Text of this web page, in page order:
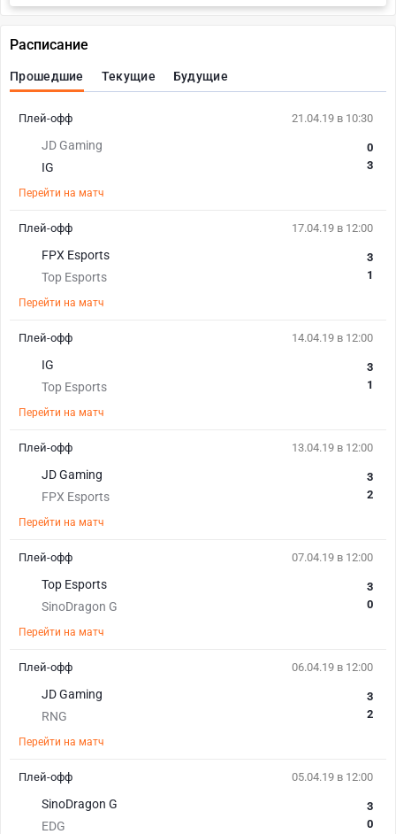
Расписание
Прошедшие Текущие Будущие
21.04.19 в 10:30
JD Gaming
IG
0
3
Перейти на матч
Плей-офф
17.04.19 в 12:00
FPX Esports
Top Esports
3
1
Перейти на матч
Плей-офф
14.04.19 в 12:00
IG
Top Esports
3
1
Перейти на матч
Плей-офф
13.04.19 в 12:00
JD Gaming
FPX Esports
3
2
Перейти на матч
Плей-офф
07.04.19 в 12:00
Top Esports
SinoDragon G
3
0
Перейти на матч
Плей-офф
06.04.19 в 12:00
JD Gaming
RNG
3
2
Перейти на матч
Плей-офф
05.04.19 в 12:00
SinoDragon G
EDG
3
0
Плей-офф